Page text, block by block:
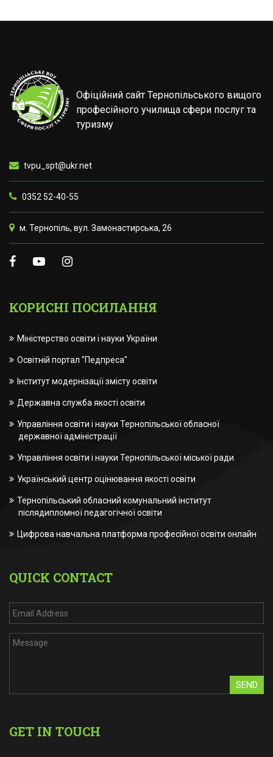
Офіційний сайт Тернопільського вищого
професійного училища сфери послуг та
туризму
tvpu_spt@ukr.net
0352 52-40-55
м. Тернопіль, вул. Замонастирська, 26
КОРИСНІ ПОСИЛАННЯ
Міністерство освіти і науки України
Освітній портал "Педпреса"
Інститут модернізації змісту освіти
Державна служба якості освіти
Управління освіти і науки Тернопільської обласної
державної адміністрації
Управління освіти і науки Тернопільської міської ради
Український центр оцінювання якості освіти
Тернопільський обласний комунальний інститут
післядипломної педагогічної освіти
Цифрова навчальна платформа професійної освіти онлайн
QUICK CONTACT
SEND
GET IN TOUCH